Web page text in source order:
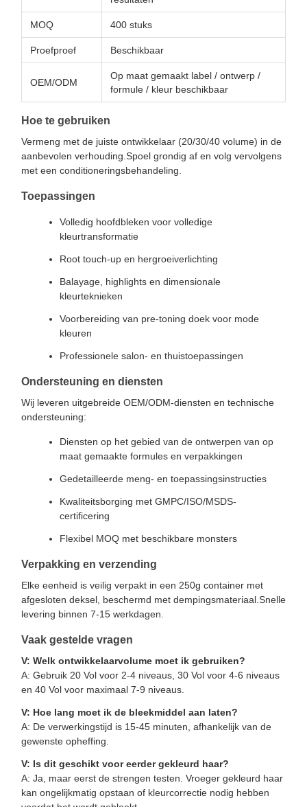
MOQ 400 stuks
Proefproef Beschikbaar
OEM/ODM
Op maat gemaakt label / ontwerp /
formule / kleur beschikbaar
Hoe te gebruiken
Vermeng met de juiste ontwikkelaar (20/30/40 volume) in de
aanbevolen verhouding.Spoel grondig af en volg vervolgens
met een conditioneringsbehandeling.
Toepassingen
Volledig hoofdbleken voor volledige
kleurtransformatie
Root touch-up en hergroeiverlichting
Balayage, highlights en dimensionale
kleurteknieken
Voorbereiding van pre-toning doek voor mode
kleuren
Professionele salon- en thuistoepassingen
Ondersteuning en diensten
Wij leveren uitgebreide OEM/ODM-diensten en technische
ondersteuning:
Diensten op het gebied van de ontwerpen van op
maat gemaakte formules en verpakkingen
Gedetailleerde meng- en toepassingsinstructies
Kwaliteitsborging met GMPC/ISO/MSDS-
certificering
Flexibel MOQ met beschikbare monsters
Verpakking en verzending
Elke eenheid is veilig verpakt in een 250g container met
afgesloten deksel, beschermd met dempingsmateriaal.Snelle
levering binnen 7-15 werkdagen.
Vaak gestelde vragen
V: Welk ontwikkelaarvolume moet ik gebruiken?
A: Gebruik 20 Vol voor 2-4 niveaus, 30 Vol voor 4-6 niveaus
en 40 Vol voor maximaal 7-9 niveaus.
V: Hoe lang moet ik de bleekmiddel aan laten?
A: De verwerkingstijd is 15-45 minuten, afhankelijk van de
gewenste opheffing.
V: Is dit geschikt voor eerder gekleurd haar?
A: Ja, maar eerst de strengen testen. Vroeger gekleurd haar
kan ongelijkmatig opstaan of kleurcorrectie nodig hebben